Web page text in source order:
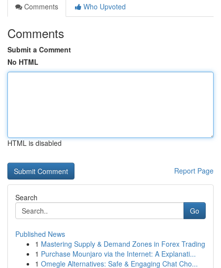
Comments
Who Upvoted
Comments
Submit a Comment
No HTML
HTML is disabled
Report Page
Search
Go
Published News
1 Mastering Supply & Demand Zones in Forex Trading
1 Purchase Mounjaro via the Internet: A Explanati...
1 Omegle Alternatives: Safe & Engaging Chat Cho...